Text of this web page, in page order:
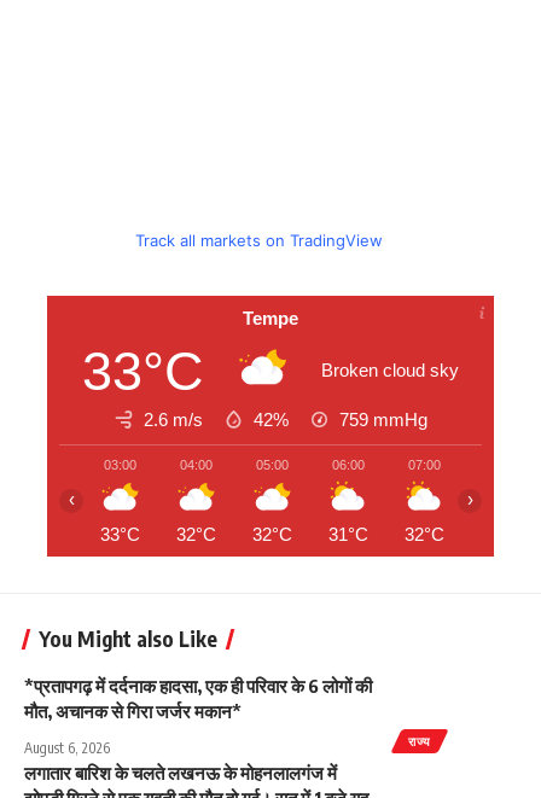
Track all markets on TradingView
Tempe
33°C Broken cloud sky
2.6 m/s 42% 759 mmHg
03:00
33°C
04:00
32°C
05:00
32°C
06:00
31°C
07:00
32°C
‹ ›
You Might also Like
राज्य
*प्रतापगढ़ में दर्दनाक हादसा, एक ही परिवार के 6 लोगों की
मौत, अचानक से गिरा जर्जर मकान*
August 6, 2026
लगातार बारिश के चलते लखनऊ के मोहनलालगंज में